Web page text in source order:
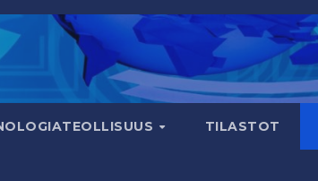
TILASTOT